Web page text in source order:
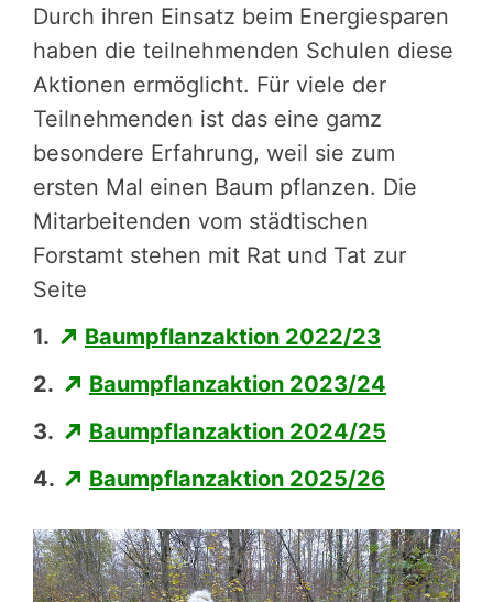
Durch ihren Einsatz beim Energiesparen
haben die teilnehmenden Schulen diese
Aktionen ermöglicht. Für viele der
Teilnehmenden ist das eine gamz
besondere Erfahrung, weil sie zum
ersten Mal einen Baum pflanzen. Die
Mitarbeitenden vom städtischen
Forstamt stehen mit Rat und Tat zur
Seite
1.
Baumpflanzaktion 2022/23
2.
Baumpflanzaktion 2023/24
3.
Baumpflanzaktion 2024/25
4.
Baumpflanzaktion 2025/26